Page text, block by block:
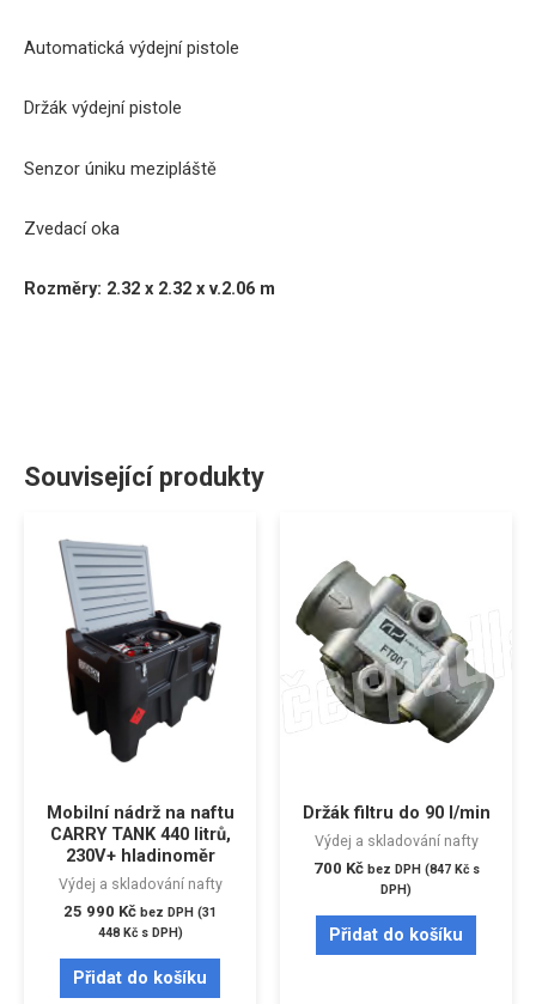
Automatická výdejní pistole
Držák výdejní pistole
Senzor úniku mezipláště
Zvedací oka
Rozměry: 2.32 x 2.32 x v.2.06 m
Související produkty
Mobilní nádrž na naftu
CARRY TANK 440 litrů,
230V+ hladinoměr
Výdej a skladování nafty
25 990 Kč bez DPH (31
448 Kčs DPH)
Přidat do košíku
Držák filtru do 90 l/min
Výdej a skladování nafty
700 Kč bez DPH (847 Kčs
DPH)
Přidat do košíku